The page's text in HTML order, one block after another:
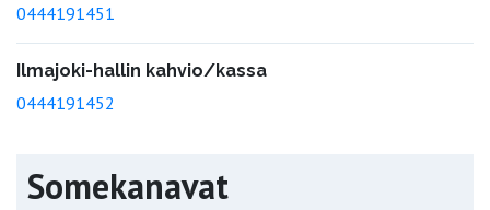
0444191451
Ilmajoki-hallin kahvio/kassa
0444191452
Somekanavat